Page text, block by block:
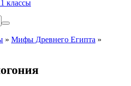
классы
» Мифы Древнего Египта »